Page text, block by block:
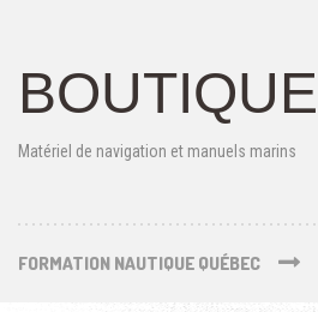
BOUTIQUE
Matériel de navigation et manuels marins
FORMATION NAUTIQUE QUÉBEC